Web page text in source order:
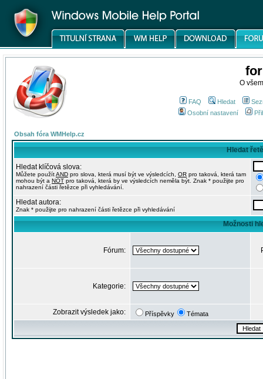
O
FAQ Hledat
Osobní nastavení
Obsah fóra WMHelp.cz
Hledat
Hledat klíčová slova:
Můžete použítAND pro slova, která musí být ve výsledcích, OR pro taková, která tam
mohou být a NOT pro taková, která by ve výsledcích neměla být. Znak * použijte pro
nahrazení části řetězce při vyhledávání.
Hledat autora:
Znak * použijte pro nahrazení části řetězce při vyhledávání
Možnosti
Fórum:
Kategorie:
Zobrazit výsledek jako: Příspěvky Témata